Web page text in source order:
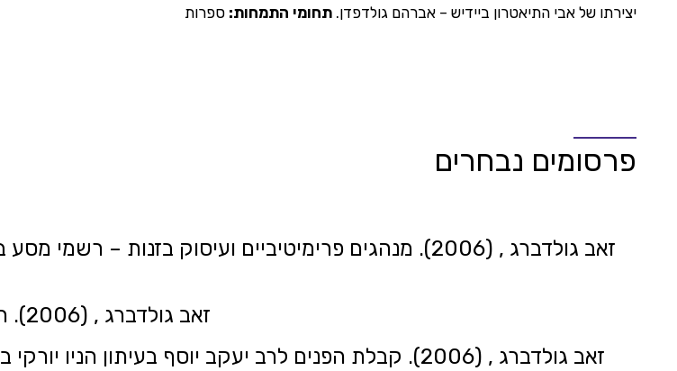
יצירתו של אבי התיאטרון ביידיש – אברהם גולדפדן. תחומי התמחות: ספרות
פרסומים נבחרים
זאב גולדברג , (2006). מנהגים פרימיטיביים ועיסוק בזנות
זאב גולדברג , (2006). הדרמה 'שני קונילמל לאברהם גולדפאדן'. מסד, 5: 34-22
זאב גולדברג , (2006). קבלת הפנים לרב יעקב יוסף בעיתון